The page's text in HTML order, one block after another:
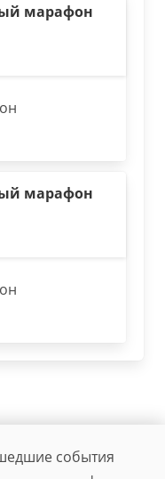
марафон
марафон
события